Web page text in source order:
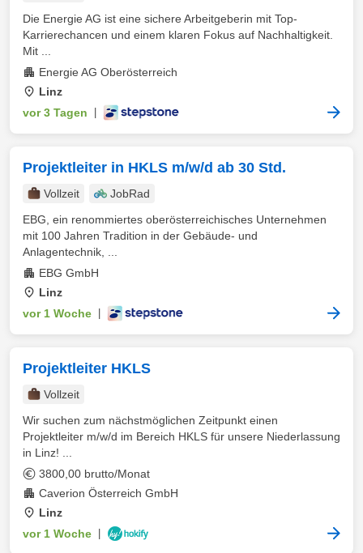
Die Energie AG ist eine sichere Arbeitgeberin mit Top-
Karrierechancen und einem klaren Fokus auf Nachhaltigkeit.
Mit ...
Energie AG Oberösterreich
Linz
vor 3 Tagen
Projektleiter in HKLS m/w/d ab 30 Std.
Vollzeit
JobRad
EBG, ein renommiertes oberösterreichisches Unternehmen
mit 100 Jahren Tradition in der Gebäude- und
Anlagentechnik, ...
EBG GmbH
Linz
vor 1 Woche
Projektleiter HKLS
Vollzeit
Wir suchen zum nächstmöglichen Zeitpunkt einen
Projektleiter m/w/d im Bereich HKLS für unsere Niederlassung
in Linz! ...
3800,00 brutto/Monat
Caverion Österreich GmbH
Linz
vor 1 Woche